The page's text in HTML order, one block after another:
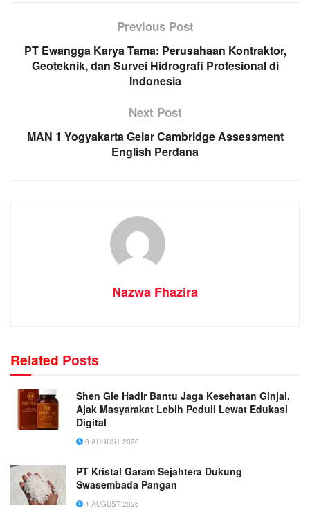
Previous Post
PT Ewangga Karya Tama: Perusahaan Kontraktor,
Geoteknik, dan Survei Hidrografi Profesional di
Indonesia
Next Post
MAN 1 Yogyakarta Gelar Cambridge Assessment
English Perdana
Nazwa Fhazira
Related Posts
Shen Gie Hadir Bantu Jaga Kesehatan Ginjal,
Ajak Masyarakat Lebih Peduli Lewat Edukasi
Digital
6 AUGUST 2026
PT Kristal Garam Sejahtera Dukung
Swasembada Pangan
4 AUGUST 2026